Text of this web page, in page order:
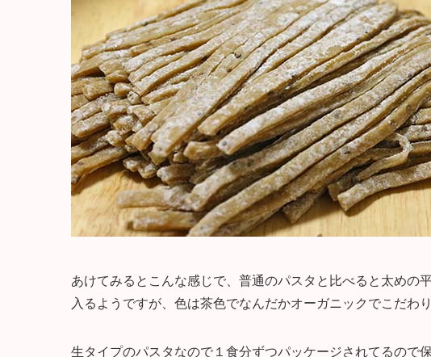
あけてみるとこんな感じで、普通のパスタと比べると太めの
入るようですが、色は茶色でなんだかオーガニックでこだわ
生タイプのパスタなので１食分ずつパッケージされてるので